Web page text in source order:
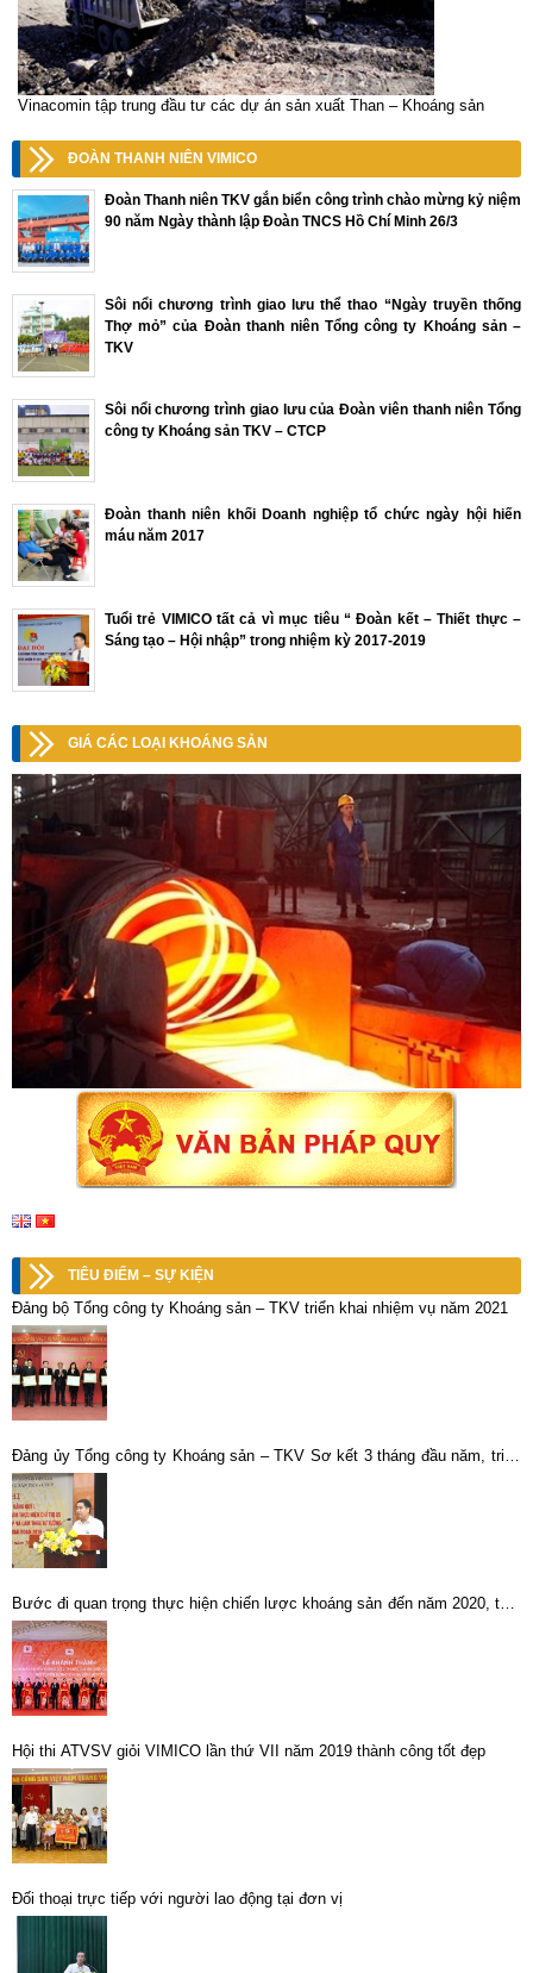
Vinacomin tập trung đầu tư các dự án sản xuất Than – Khoáng sản
ĐOÀN THANH NIÊN VIMICO
Đoàn Thanh niên TKV gắn biển công trình chào mừng kỷ niệm
90 năm Ngày thành lập Đoàn TNCS Hồ Chí Minh 26/3
Sôi nổi chương trình giao lưu thể thao “Ngày truyền thống
Thợ mỏ” của Đoàn thanh niên Tổng công ty Khoáng sản –
TKV
Sôi nổi chương trình giao lưu của Đoàn viên thanh niên Tổng
công ty Khoáng sản TKV – CTCP
Đoàn thanh niên khối Doanh nghiệp tổ chức ngày hội hiến
máu năm 2017
Tuổi trẻ VIMICO tất cả vì mục tiêu “ Đoàn kết – Thiết thực –
Sáng tạo – Hội nhập” trong nhiệm kỳ 2017-2019
GIÁ CÁC LOẠI KHOÁNG SẢN
TIÊU ĐIỂM – SỰ KIỆN
Đảng bộ Tổng công ty Khoáng sản – TKV triển khai nhiệm vụ năm 2021
Đảng ủy Tổng công ty Khoáng sản – TKV Sơ kết 3 tháng đầu năm, triển
khai nhiệm vụ Quý II năm 2021 và Sơ kết 5 năm thực hiện Chỉ thị số 05-
CT/TW
Bước đi quan trọng thực hiện chiến lược khoáng sản đến năm 2020, tầm
nhìn 2030…
Hội thi ATVSV giỏi VIMICO lần thứ VII năm 2019 thành công tốt đẹp
Đối thoại trực tiếp với người lao động tại đơn vị